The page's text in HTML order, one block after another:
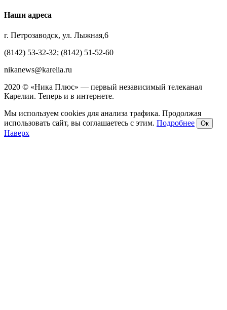
Наши адреса
г. Петрозаводск, ул. Лыжная,6
(8142) 53-32-32; (8142) 51-52-60
nikanews@karelia.ru
2020 © «Ника Плюс» — первый независимый телеканал
Карелии. Теперь и в интернете.
Мы используем cookies для анализа трафика. Продолжая
использовать сайт, вы соглашаетесь с этим. Подробнее Ок
Наверх